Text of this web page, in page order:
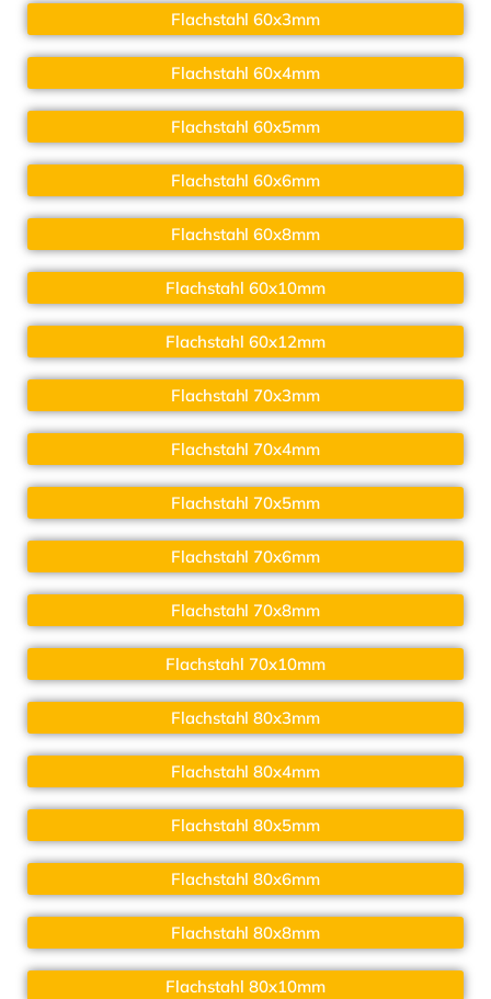
Flachstahl 60x3mm
Flachstahl 60x4mm
Flachstahl 60x5mm
Flachstahl 60x6mm
Flachstahl 60x8mm
Flachstahl 60x10mm
Flachstahl 60x12mm
Flachstahl 70x3mm
Flachstahl 70x4mm
Flachstahl 70x5mm
Flachstahl 70x6mm
Flachstahl 70x8mm
Flachstahl 70x10mm
Flachstahl 80x3mm
Flachstahl 80x4mm
Flachstahl 80x5mm
Flachstahl 80x6mm
Flachstahl 80x8mm
Flachstahl 80x10mm